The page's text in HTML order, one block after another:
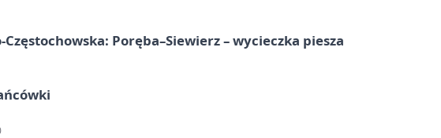
Poręba–Siewierz – wycieczka piesza